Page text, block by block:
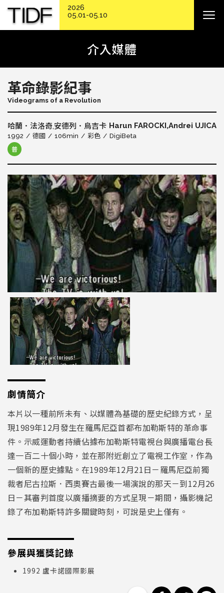
介入媒體
革命錄影紀事
Videograms of a Revolution
哈蘭．法洛奇,安德列．烏吉卡 Harun FAROCKI,Andrei UJICA
1992 德國 106min 彩色 DigiBeta
普
劇情簡介
本片以一種前所未有、以媒體為基礎的歷史紀錄方式，呈
現1989年12月發生在羅馬尼亞首都布加勒斯特的革命事
件。示威運動者持續佔據布加勒斯特電視台與廣播電台長
達一百二十個小時，並在那附近創立了電視工作室，作為
一個新的歷史據點。在1989年12月21日－羅馬尼亞前獨
裁者尼古拉斯．西奧賽古最後一場演說的那天－到12月26
日－其審判首度以廣播摘要的方式呈現－期間，攝影機記
錄了布加勒斯特許多關鍵時刻，可說是史上僅有。
參展與獲獎記錄
1992 盧卡諾國際影展
2026
05.01-05.10